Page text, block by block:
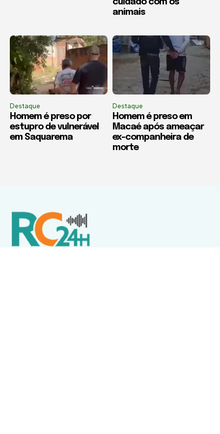
cuidado com os
animais
Destaque
Homem é preso por
estupro de vulnerável
em Saquarema
Destaque
Homem é preso em
Macaé após ameaçar
ex-companheira de
morte